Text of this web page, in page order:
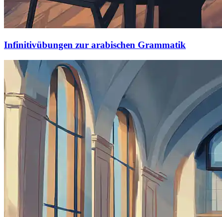
Infinitivübungen zur arabischen Grammatik